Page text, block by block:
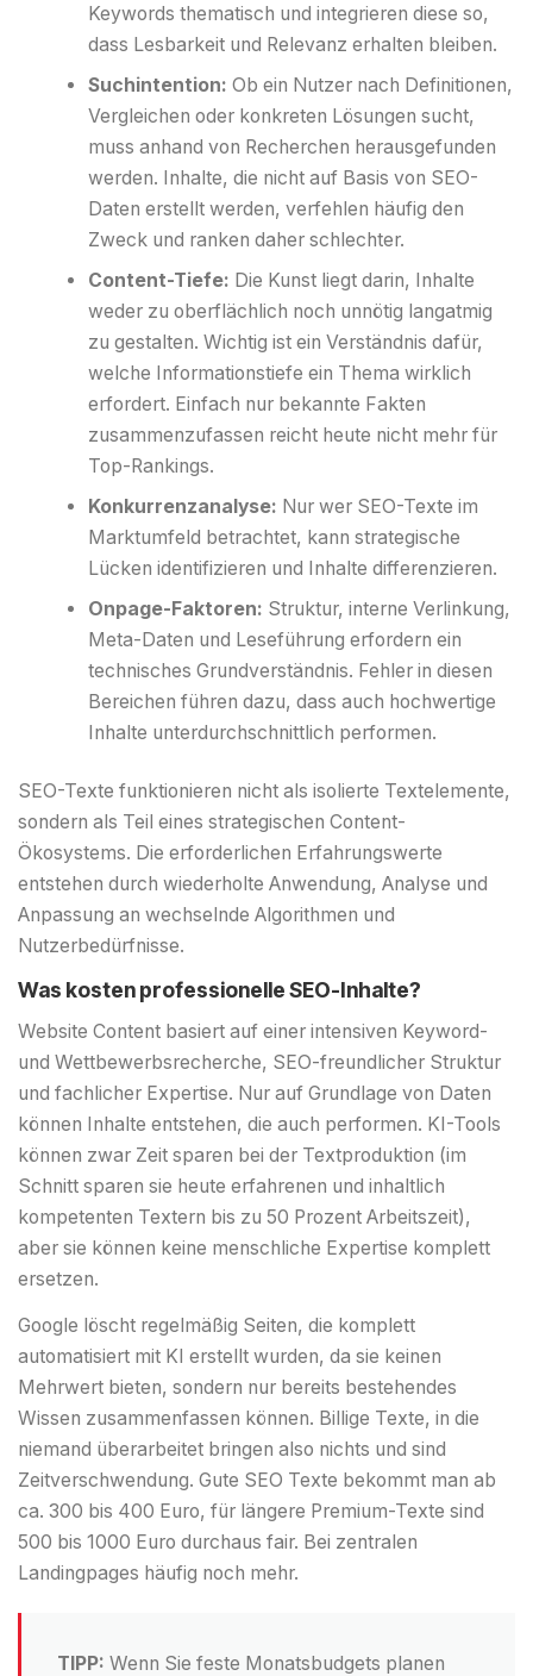
Keywords thematisch und integrieren diese so,
dass Lesbarkeit und Relevanz erhalten bleiben.
Suchintention: Ob ein Nutzer nach Definitionen,
Vergleichen oder konkreten Lösungen sucht,
muss anhand von Recherchen herausgefunden
werden. Inhalte, die nicht auf Basis von SEO-
Daten erstellt werden, verfehlen häufig den
Zweck und ranken daher schlechter.
Content-Tiefe: Die Kunst liegt darin, Inhalte
weder zu oberflächlich noch unnötig langatmig
zu gestalten. Wichtig ist ein Verständnis dafür,
welche Informationstiefe ein Thema wirklich
erfordert. Einfach nur bekannte Fakten
zusammenzufassen reicht heute nicht mehr für
Top-Rankings.
Konkurrenzanalyse: Nur wer SEO-Texte im
Marktumfeld betrachtet, kann strategische
Lücken identifizieren und Inhalte differenzieren.
Onpage-Faktoren: Struktur, interne Verlinkung,
Meta-Daten und Leseführung erfordern ein
technisches Grundverständnis. Fehler in diesen
Bereichen führen dazu, dass auch hochwertige
Inhalte unterdurchschnittlich performen.
SEO-Texte funktionieren nicht als isolierte Textelemente,
sondern als Teil eines strategischen Content-
Ökosystems. Die erforderlichen Erfahrungswerte
entstehen durch wiederholte Anwendung, Analyse und
Anpassung an wechselnde Algorithmen und
Nutzerbedürfnisse.
Was kosten professionelle SEO-Inhalte?
Website Content basiert auf einer intensiven Keyword-
und Wettbewerbsrecherche, SEO-freundlicher Struktur
und fachlicher Expertise. Nur auf Grundlage von Daten
können Inhalte entstehen, die auch performen. KI-Tools
können zwar Zeit sparen bei der Textproduktion (im
Schnitt sparen sie heute erfahrenen und inhaltlich
kompetenten Textern bis zu 50 Prozent Arbeitszeit),
aber sie können keine menschliche Expertise komplett
ersetzen.
Google löscht regelmäßig Seiten, die komplett
automatisiert mit KI erstellt wurden, da sie keinen
Mehrwert bieten, sondern nur bereits bestehendes
Wissen zusammenfassen können. Billige Texte, in die
niemand überarbeitet bringen also nichts und sind
Zeitverschwendung. Gute SEO Texte bekommt man ab
ca. 300 bis 400 Euro, für längere Premium-Texte sind
500 bis 1000 Euro durchaus fair. Bei zentralen
Landingpages häufig noch mehr.
TIPP: Wenn Sie feste Monatsbudgets planen